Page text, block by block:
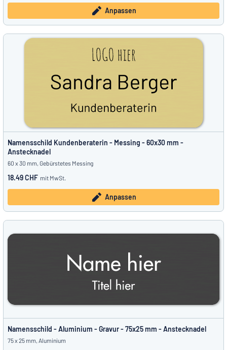
Anpassen
Namensschild Kundenberaterin - Messing - 60x30 mm -
Anstecknadel
60 x 30 mm, Gebürstetes Messing
18.49 CHF mit MwSt.
Anpassen
Namensschild - Aluminium - Gravur - 75x25 mm - Anstecknadel
75 x 25 mm, Aluminium